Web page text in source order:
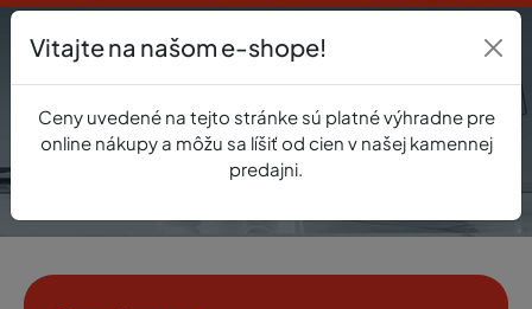
0
Vitajte na našom e-shope!
Ceny uvedené na tejto stránke sú platné výhradne pre
online nákupy a môžu sa líšiť od cien v našej kamennej
predajni.